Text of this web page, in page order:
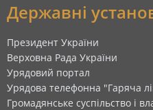
Державні
Президент України
Верховна Рада України
Урядовий портал
Урядова телефонна "Гаряча
Громадянське суспільство і